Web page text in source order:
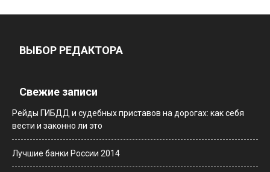
ВЫБОР РЕДАКТОРА
Свежие записи
Рейды ГИБДД и судебных приставов на дорогах: как себя
вести и законно ли это
Лучшие банки России 2014